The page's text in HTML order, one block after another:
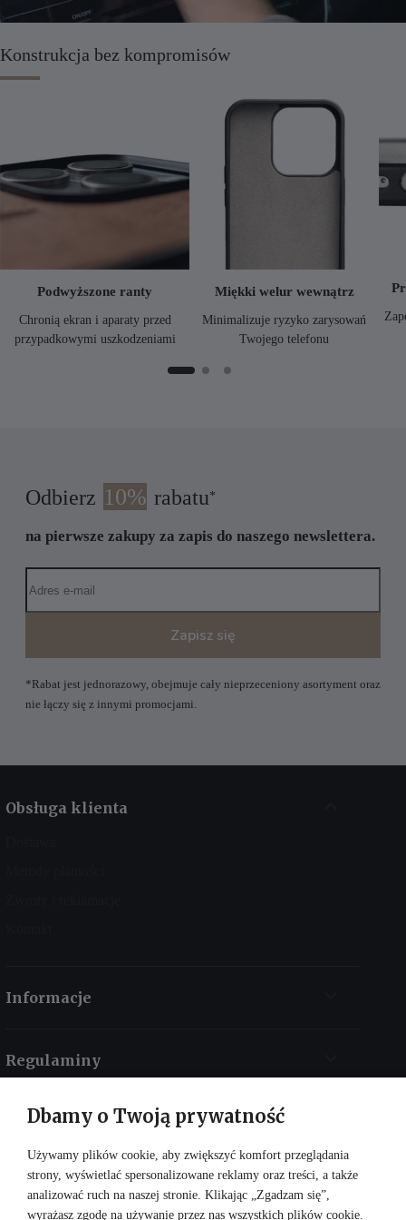
Konstrukcja bez kompromisów
Podwyższone ranty
Chronią ekran i aparaty przed
przypadkowymi uszkodzeniami
Miękki welur wewnątrz
Minimalizuje ryzyko zarysowań
Twojego telefonu
Odbierz 10% rabatu*
na pierwsze zakupy za zapis do naszego newslettera.
Zapisz się
*Rabat jest jednorazowy, obejmuje cały nieprzeceniony asortyment oraz
nie łączy się z innymi promocjami.
Obsługa klienta
Informacje
Regulaminy
Kontakt
Dbamy o Twoją prywatność
Używamy plików cookie, aby zwiększyć komfort przeglądania
strony, wyświetlać spersonalizowane reklamy oraz treści, a także
analizować ruch na naszej stronie. Klikając „Zgadzam się”,
wyrażasz zgodę na używanie przez nas wszystkich plików cookie.